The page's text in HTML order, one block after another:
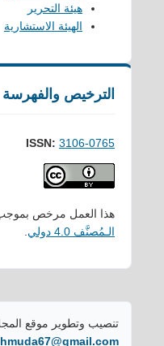
هيئة التحرير
الهيئة الاستشارية
الترخيص والفهرسة
ISSN: 3106-0765
هذا العمل مرخص
الـمُصنَّف 4.0 دولي
تنصيب وتطوير موقع